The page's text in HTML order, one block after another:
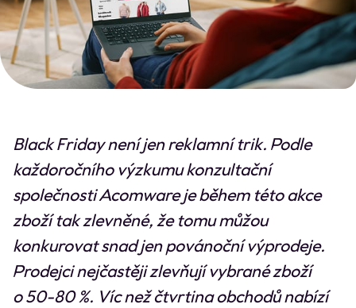
Black Friday není jen reklamní trik. Podle
každoročního výzkumu konzultační
společnosti Acomware je během této akce
zboží tak zlevněné, že tomu můžou
konkurovat snad jen povánoční výprodeje.
Prodejci nejčastěji zlevňují vybrané zboží
o 50-80 %. Víc než čtvrtina obchodů nabízí